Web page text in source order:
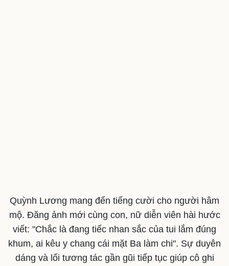
Quỳnh Lương mang đến tiếng cười cho người hâm
mộ. Đăng ảnh mới cùng con, nữ diễn viên hài hước
viết: "Chắc là đang tiếc nhan sắc của tui lắm đúng
khum, ai kêu y chang cái mặt Ba làm chi". Sự duyên
dáng và lối tương tác gần gũi tiếp tục giúp cô ghi